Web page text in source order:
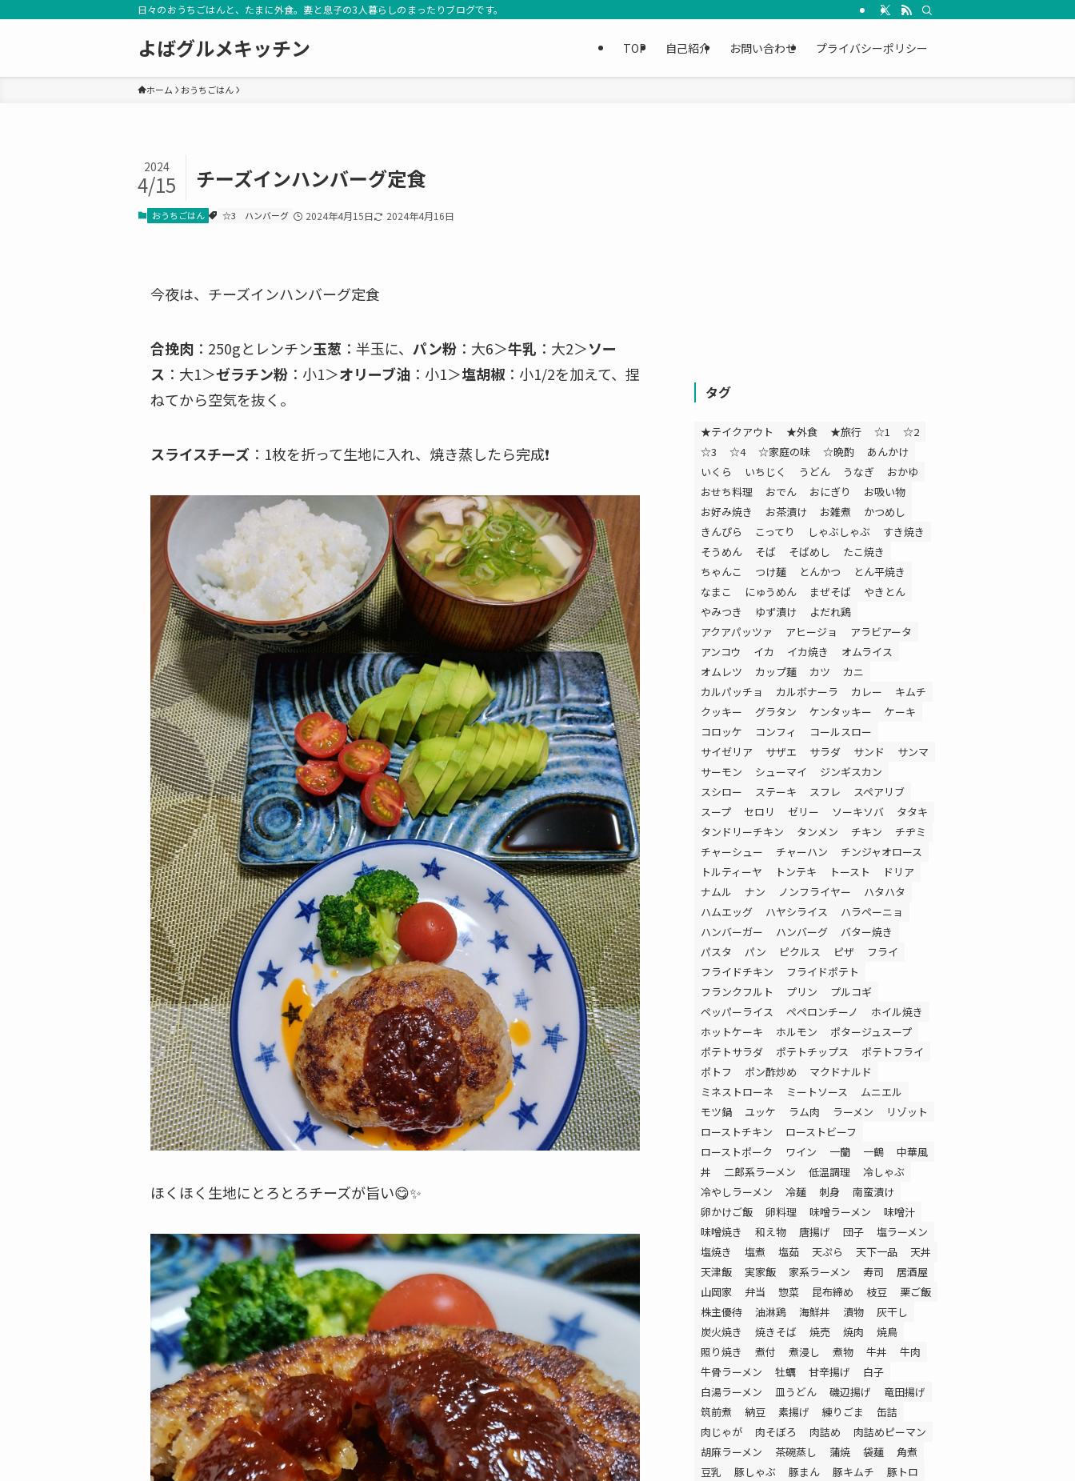
日々のおうちごはんと、たまに外食。妻と息子の3人暮らしのまったりブログです。
よばグルメキッチン TOP 自己紹介 お問い合わせ プライバシーポリシー
ホーム おうちごはん
チーズインハンバーグ定食
2024
4/15
おうちごはん ☆3 ハンバーグ 2024年4月15日 2024年4月16日
今夜は、チーズインハンバーグ定食
合挽肉 ：250gとレンチン玉葱 ：半玉に、 パン粉 ：大6＞牛乳 ：大2＞ソー
ス ：大1＞ゼラチン粉 ：小1＞オリーブ油 ：小1＞塩胡椒 ：小1/2を加えて、捏
ねてから空気を抜く。
スライスチーズ ：1枚を折って生地に入れ、焼き蒸したら完成❗
ほくほく生地にとろとろチーズが旨い😋✨
タグ
★テイクアウト ★外食 ★旅行 ☆1
☆2
☆3
☆4 ☆家庭の味 ☆晩酌
あんかけ
いくら
いちじく うどん うなぎ
おかゆ
おせち料理
おでん おにぎり
お吸い物
お好み焼き
お茶漬け お雑煮
かつめし
きんぴら
こってり しゃぶしゃぶ
すき焼き
そうめん
そば そばめし
たこ焼き
ちゃんこ
つけ麺 とんかつ
とん平焼き
なまこ
にゅうめん まぜそば
やきとん
やみつき
ゆず漬け
よだれ鶏
アクアパッツァ
アヒージョ
アラビアータ
アンコウ
イカ イカ焼き
オムライス
オムレツ
カップ麺 カツ
カニ
カルパッチョ
カルボナーラ カレー
キムチ
クッキー
グラタン ケンタッキー
ケーキ
コロッケ
コンフィ
コールスロー
サイゼリア
サザエ サラダ サンド
サンマ
サーモン
シューマイ
ジンギスカン
スシロー
ステーキ スフレ
スペアリブ
スープ
セロリ ゼリー ソーキソバ
タタキ
タンドリーチキン
タンメン チキン
チヂミ
チャーシュー
チャーハン
チンジャオロース
トルティーヤ
トンテキ トースト
ドリア
ナムル
ナン ノンフライヤー
ハタハタ
ハムエッグ
ハヤシライス
ハラペーニョ
ハンバーガー
ハンバーグ
バター焼き
パスタ
パン ピクルス ピザ
フライ
フライドチキン
フライドポテト
フランクフルト
プリン
プルコギ
ペッパーライス
ペペロンチーノ
ホイル焼き
ホットケーキ
ホルモン
ポタージュスープ
ポテトサラダ
ポテトチップス
ポテトフライ
ポトフ
ポン酢炒め
マクドナルド
ミネストローネ
ミートソース
ムニエル
モツ鍋
ユッケ ラム肉 ラーメン
リゾット
ローストチキン
ローストビーフ
ローストポーク
ワイン 一蘭 一鶴
中華風
丼
二郎系ラーメン 低温調理
冷しゃぶ
冷やしラーメン
冷麺 刺身
南蛮漬け
卵かけご飯
卵料理 味噌ラーメン
味噌汁
味噌焼き
和え物 唐揚げ 団子
塩ラーメン
塩焼き
塩煮 塩茹 天ぷら 天下一品
天丼
天津飯
実家飯 家系ラーメン 寿司
居酒屋
山岡家
弁当 惣菜 昆布締め 枝豆
栗ご飯
株主優待
油淋鶏 海鮮丼 漬物
灰干し
炭火焼き
焼きそば 焼売 焼肉
焼鳥
照り焼き
煮付 煮浸し 煮物 牛丼
牛肉
牛骨ラーメン
牡蠣 甘辛揚げ
白子
白湯ラーメン
皿うどん 磯辺揚げ
竜田揚げ
筑前煮
納豆 素揚げ 練りごま
缶詰
肉じゃが
肉そぼろ 肉詰め
肉詰めピーマン
胡麻ラーメン
茶碗蒸し 蒲焼 袋麺
角煮
豆乳
豚しゃぶ 豚まん 豚キムチ
豚トロ